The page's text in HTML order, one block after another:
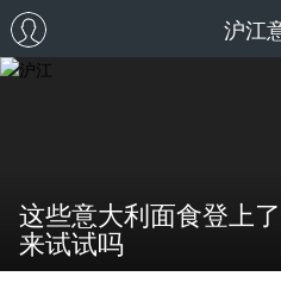
沪江
这些意大利面食登上
来试试吗